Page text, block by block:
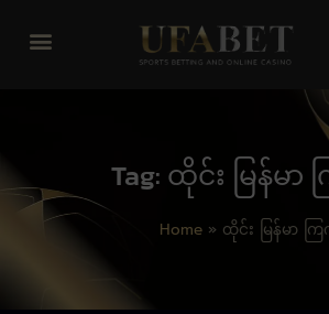
Tag: ထိုင်း မြန်မ
Home » ထိုင်း မြန်မာ က